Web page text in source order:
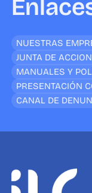
NUESTRAS
JUNTA DE
MANUALES Y
PRESENTACIÓN
CANAL DE